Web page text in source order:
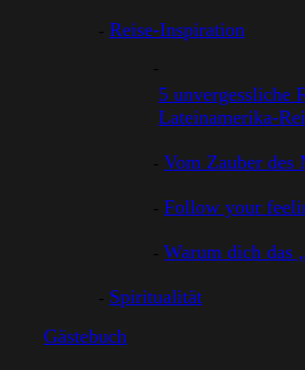
Reise-Inspiration
5 unvergessliche
Lateinamerika-
Vom Zauber des
Follow your
Warum dich das
Spiritualität
Gästebuch